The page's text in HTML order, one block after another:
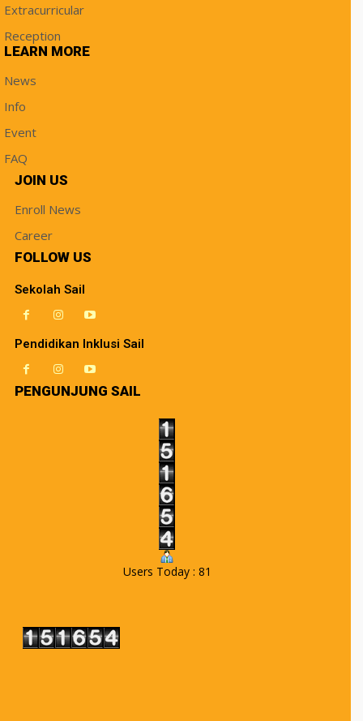
Extracurricular
Reception
LEARN MORE
News
Info
Event
FAQ
JOIN US
Enroll News
Career
FOLLOW US
Sekolah Sail
Pendidikan Inklusi Sail
PENGUNJUNG SAIL
Users Today : 81